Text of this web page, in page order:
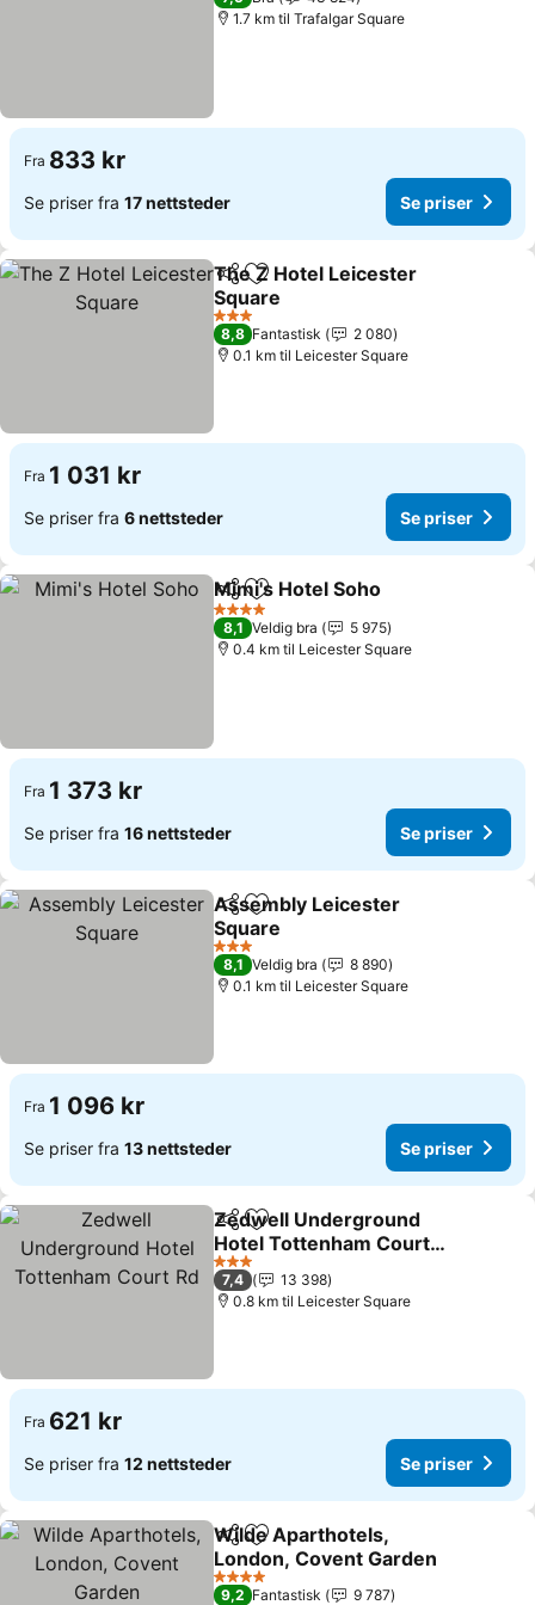
1.7 km til Trafalgar Square
Fra 833 kr
Se priser fra 17 nettsteder Se priser
Del Legg til i favoritter
The Z Hotel Leicester
Square
Se priser
3 Stjerner
8,8 Fantastisk
2 080
0.1 km til Leicester Square
Fra 1 031 kr
Se priser fra 6 nettsteder Se priser
Del Legg til i favoritter
Mimi's Hotel Soho
4 Stjerner
8,1 Veldig bra
5 975
0.4 km til Leicester Square
Fra 1 373 kr
Se priser fra 16 nettsteder Se priser
Del Legg til i favoritter
Assembly Leicester
Square
Se priser
3 Stjerner
8,1 Veldig bra
8 890
0.1 km til Leicester Square
Fra 1 096 kr
Se priser fra 13 nettsteder Se priser
Del Legg til i favoritter
Zedwell Underground
Hotel Tottenham Court
Rd
Se priser
3 Stjerner
7,4
13 398
0.8 km til Leicester Square
Fra 621 kr
Se priser fra 12 nettsteder Se priser
Del Legg til i favoritter
Wilde Aparthotels,
London, Covent Garden
Se priser
4 Stjerner
9,2 Fantastisk 9 787